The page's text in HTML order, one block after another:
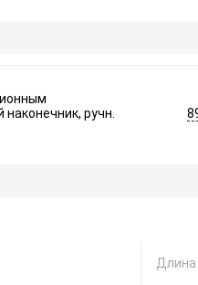
ручн.
Длина